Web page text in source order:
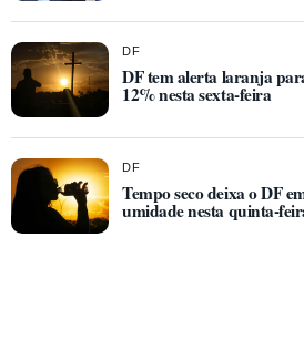
DF
DF tem alerta laranja
12% nesta sexta-feira
DF
Tempo seco deixa o DF
umidade nesta quinta-